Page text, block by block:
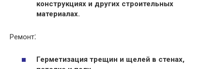
конструкциях и других строительных
материалах.
Ремонт⁚
Герметизация трещин и щелей в стенах,